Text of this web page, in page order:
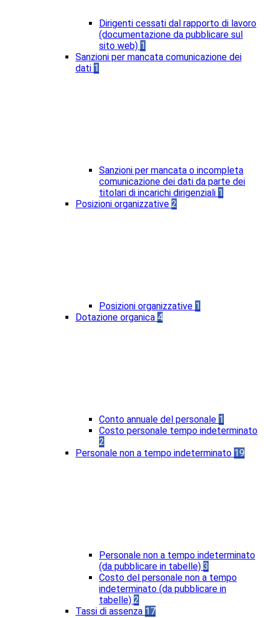
Dirigenti cessati dal rapporto di lavoro
(documentazione da pubblicare sul
sito web) 1
Sanzioni per mancata comunicazione dei
dati 1
Sanzioni per mancata o incompleta
comunicazione dei dati da parte dei
titolari di incarichi dirigenziali 1
Posizioni organizzative 2
Posizioni organizzative 1
Dotazione organica 4
Conto annuale del personale 1
Costo personale tempo indeterminato
2
Personale non a tempo indeterminato 19
Personale non a tempo indeterminato
(da pubblicare in tabelle) 3
Costo del personale non a tempo
indeterminato (da pubblicare in
tabelle) 2
Tassi di assenza 17